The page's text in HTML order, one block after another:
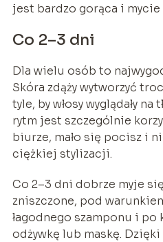
jest bardzo gorąca i mycie
Co 2–3 dni
Dla wielu osób to
Skóra zdąży wytworzyć
tyle, by włosy wyglądały
rytm jest szczególnie
biurze, mało się pocisz i
ciężkiej stylizacji.
Co 2–3 dni dobrze myje
zniszczone, pod
łagodnego szamponu i po
odżywkę lub maskę.